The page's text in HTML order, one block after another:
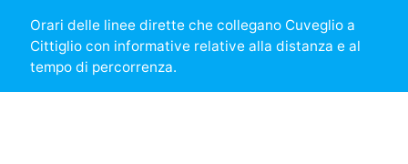
Orari delle linee dirette che collegano Cuveglio a
Cittiglio con informative relative alla distanza e al
tempo di percorrenza.